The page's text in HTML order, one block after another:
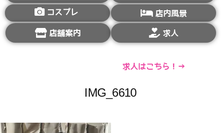
コスプレ 店内風景
店舗案内 求人
求人はこちら！→
IMG_6610